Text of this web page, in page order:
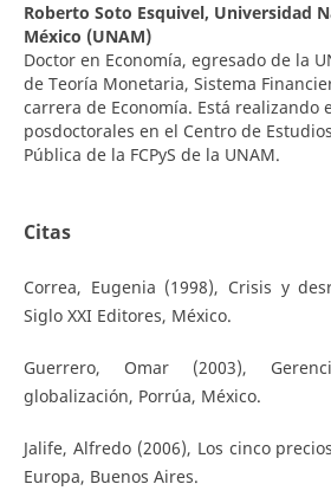
Roberto Soto Esquivel, Universidad
México (UNAM)
Doctor en Economía, egresado de la
de Teoría Monetaria, Sistema
carrera de Economía. Está realizando
posdoctorales en el Centro de
Pública de la FCPyS de la UNAM.
Citas
Correa, Eugenia (1998), Crisis y
Siglo XXI Editores, México.
Guerrero, Omar (2003),
globalización, Porrúa, México.
Jalife, Alfredo (2006), Los cinco
Europa, Buenos Aires.